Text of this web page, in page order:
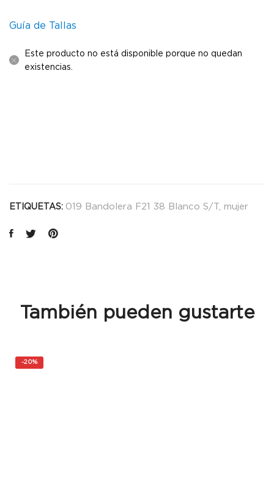
Guía de Tallas
Este producto no está disponible porque no quedan
existencias.
ETIQUETAS: 019 Bandolera F21 38 Blanco S/T mujer
También pueden gustarte
-20%